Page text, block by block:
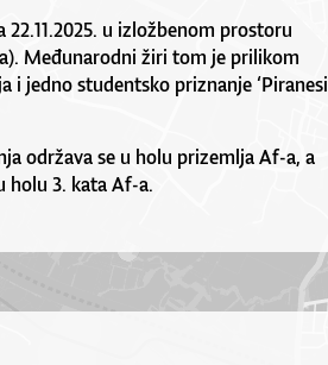
u izložbenom prostoru
Međunarodni žiri tom je prilikom
i jedno studentsko priznanje ‘Piranesi
održava se u holu prizemlja Af-a, a
holu 3. kata Af-a.